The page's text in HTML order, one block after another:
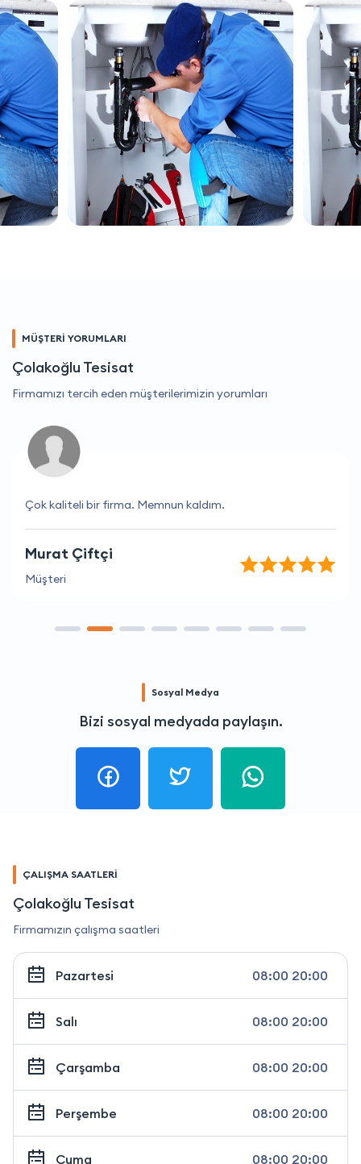
MÜŞTERİ YORUMLARI
Çolakoğlu Tesisat
Firmamızı tercih eden müşterilerimizin yorumları
Çok kaliteli bir firma. Memnun kaldım.
Murat Çiftçi
Müşteri
Sosyal Medya
Bizi sosyal medyada paylaşın.
ÇALIŞMA SAATLERİ
Çolakoğlu Tesisat
Firmamızın çalışma saatleri
Pazartesi 08:00 20:00
Salı 08:00 20:00
Çarşamba 08:00 20:00
Perşembe 08:00 20:00
Cuma 08:00 20:00